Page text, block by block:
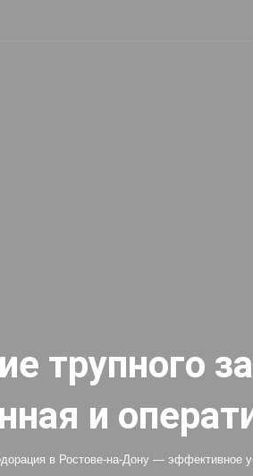
трупного
и
в Ростове-на-Дону — эффективное